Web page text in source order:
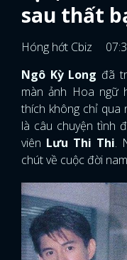
sau thất
Hóng hớt Cbiz
Ngô Kỳ Long đã
màn ảnh Hoa ngữ
thích không chỉ qua
là câu chuyện tình
viên Lưu Thi Thi.
chút về cuộc đời